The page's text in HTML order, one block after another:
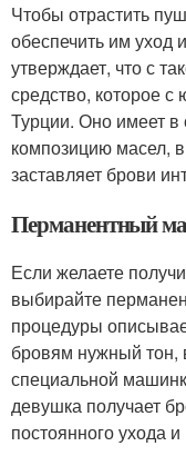
Чтобы отрастить
обеспечить им уход
утверждает, что с
средство, которое
Турции. Оно имеет в
композицию масел,
заставляет брови
Перманентный
Если желаете
выбирайте
процедуры
бровям нужный тон,
специальной
девушка получает
постоянного ухода